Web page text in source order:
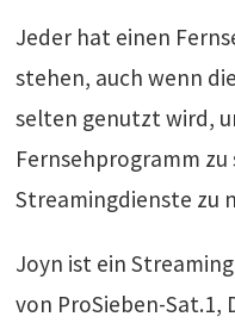
Jeder hat einen
stehen, auch wenn
selten genutzt wird,
Fernsehprogramm
Streamingdienste zu
Joyn ist ein
von ProSieben-Sat.1,